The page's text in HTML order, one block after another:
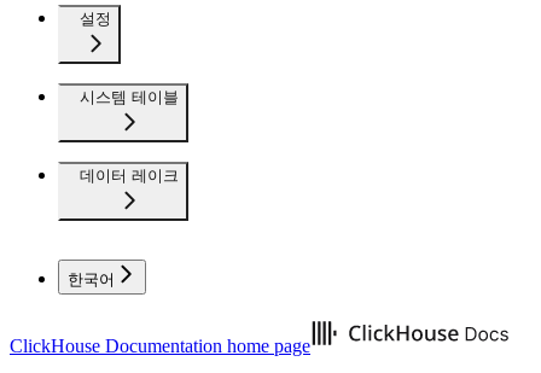
설정
시스템 테이블
데이터 레이크
한국어
ClickHouse Documentation home page